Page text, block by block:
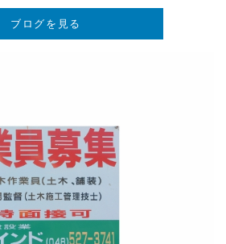
ブログを見る